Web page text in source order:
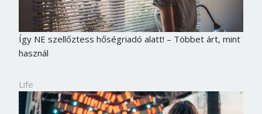
Így NE szellőztess hőségriadó alatt! – Többet árt, mint
használ
Life
Borsonline bejelentkezés
E-mail cím vagy felhasználónév